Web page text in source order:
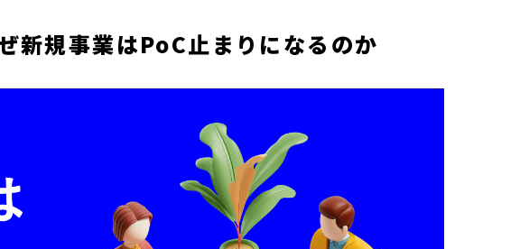
規事業はPoC止まりになるのか